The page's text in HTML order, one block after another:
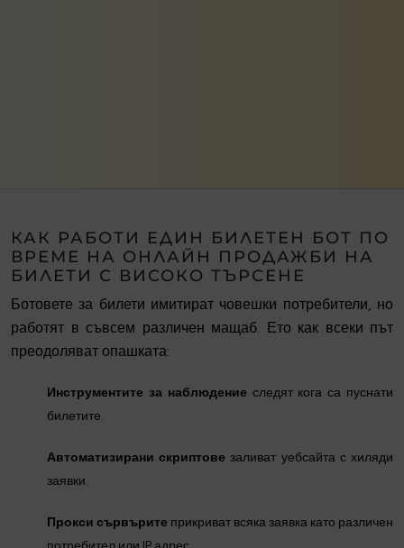
КАК РАБОТИ ЕДИН БИЛЕТЕН БОТ ПО
ВРЕМЕ НА ОНЛАЙН ПРОДАЖБИ НА
БИЛЕТИ С ВИСОКО ТЪРСЕНЕ
Ботовете за билети имитират човешки потребители, но
работят в съвсем различен мащаб. Ето как всеки път
преодоляват опашката:
Инструментите за наблюдение следят кога са пуснати
билетите.
Автоматизирани скриптове заливат уебсайта с хиляди
заявки.
Прокси сървърите прикриват всяка заявка като различен